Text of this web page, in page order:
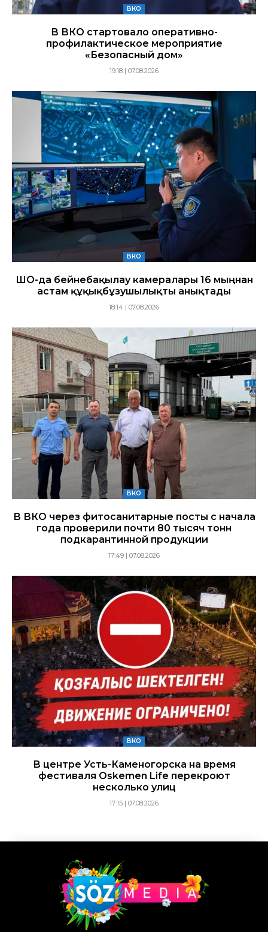
ВКО
В ВКО стартовало оперативно-
профилактическое мероприятие
«Безопасный дом»
19:18 | 07.08.2026
ВКО
ШҚО-да бейнебақылау камералары 16 мыңнан
астам құқықбұзушылықты анықтады
18:14 | 07.08.2026
ВКО
В ВКО через фитосанитарные посты с начала
года проверили почти 80 тысяч тонн
подкарантинной продукции
17:49 | 07.08.2026
ВКО
В центре Усть-Каменогорска на время
фестиваля Oskemen Life перекроют
несколько улиц
17:15 | 07.08.2026